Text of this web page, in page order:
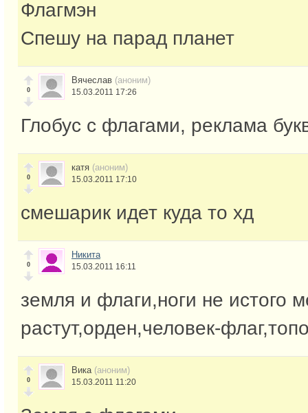
Флагмэн
Спешу на парад планет
0
Вячеслав (аноним)
15.03.2011 17:26
Глобус с флагами, реклама
0
катя (аноним)
15.03.2011 17:10
смешарик идет куда то хд
0
Никита
15.03.2011 16:11
земля и флаги,ноги не истого
растут,орден,человек-
0
Вика (аноним)
15.03.2011 11:20